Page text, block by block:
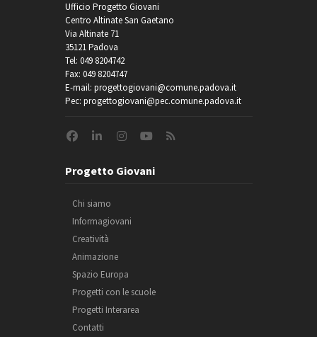
Ufficio Progetto Giovani
Centro Altinate San Gaetano
Via Altinate 71
35121 Padova
Tel: 049 8204742
Fax: 049 8204747
E-mail: progettogiovani@comune.padova.it
Pec: progettogiovani@pec.comune.padova.it
Progetto Giovani
Chi siamo
Informagiovani
Creatività
Animazione
Spazio Europa
Progetti con le scuole
Progetti Interarea
Contatti